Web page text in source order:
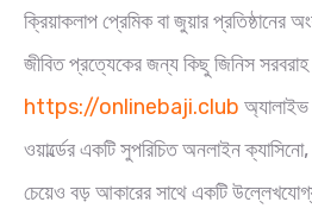
ক্রিয়াকলাপ প্রেমিক বা জুয়ার প্রতিষ্ঠানের
জীবিত প্রত্যেকের জন্য কিছু জিনিস
https://onlinebaji.club অ্যালাইভ
ওয়ার্ল্ডের একটি সুপরিচিত অনলাইন
চেয়েও বড় আকারের সাথে একটি